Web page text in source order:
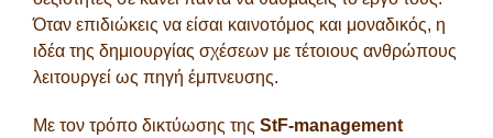
Όταν επιδιώκεις να είσαι καινοτόμος και μοναδικός, η
ιδέα της δημιουργίας σχέσεων με τέτοιους ανθρώπους
λειτουργεί ως πηγή έμπνευσης.
Με τον τρόπο δικτύωσης της StF-management